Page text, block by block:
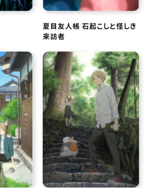
夏目友人帳 石起こしと怪しき
来訪者